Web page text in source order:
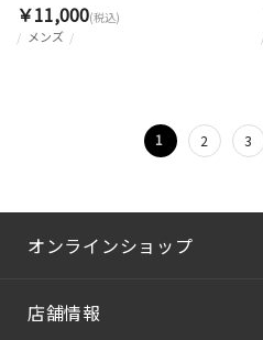
メンズ
￥11,000(税込)
1 2 3
オンラインショップ
店舗情報